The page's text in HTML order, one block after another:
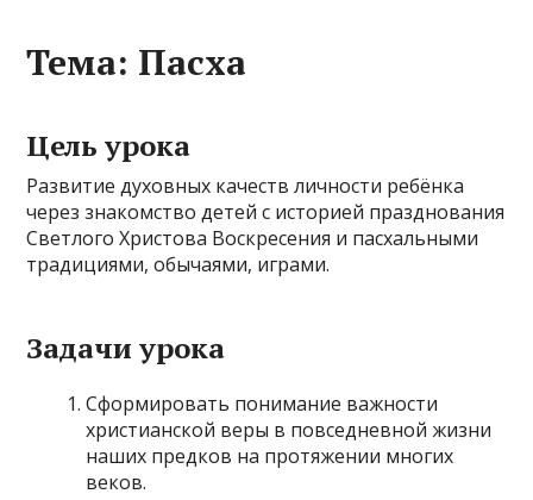
Тема: Пасха
Цель урока
Развитие духовных качеств личности ребёнка
через знакомство детей с историей празднования
Светлого Христова Воскресения и пасхальными
традициями, обычаями, играми.
Задачи урока
Сформировать понимание важности
христианской веры в повседневной жизни
наших предков на протяжении многих
веков.